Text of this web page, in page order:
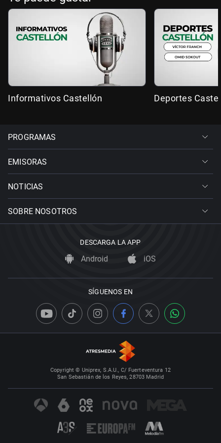
Informativos Castellón Deportes
PROGRAMAS
EMISORAS
NOTICIAS
SOBRE NOSOTROS
DESCARGA LA APP
Android iOS
SÍGUENOS EN
Copyright © Uniprex, S.A.U., C/ Fuerteventura 12
San Sebastián de los Reyes, 28703 Madrid